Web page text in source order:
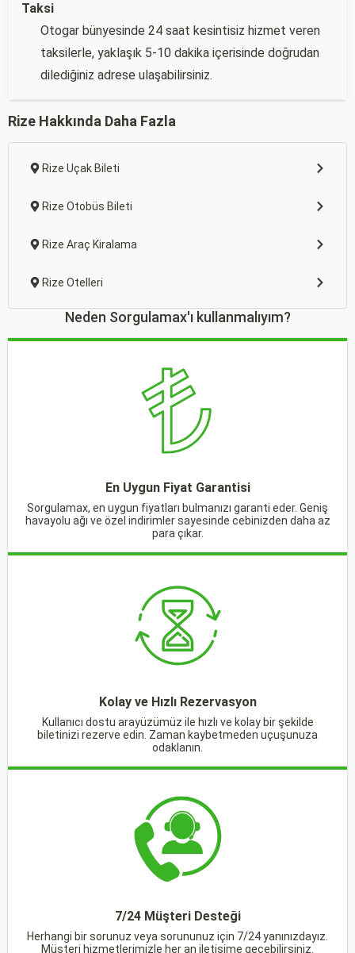
Taksi
Otogar bünyesinde 24 saat kesintisiz hizmet veren
taksilerle, yaklaşık 5-10 dakika içerisinde doğrudan
dilediğiniz adrese ulaşabilirsiniz.
Rize Hakkında Daha Fazla
Rize Uçak Bileti
Rize Otobüs Bileti
Rize Araç Kiralama
Rize Otelleri
Neden Sorgulamax'ı kullanmalıyım?
En Uygun Fiyat Garantisi
Sorgulamax, en uygun fiyatları bulmanızı garanti eder. Geniş
havayolu ağı ve özel indirimler sayesinde cebinizden daha az
para çıkar.
Kolay ve Hızlı Rezervasyon
Kullanıcı dostu arayüzümüz ile hızlı ve kolay bir şekilde
biletinizi rezerve edin. Zaman kaybetmeden uçuşunuza
odaklanın.
7/24 Müşteri Desteği
Herhangi bir sorunuz veya sorununuz için 7/24 yanınızdayız.
Müşteri hizmetlerimizle her an iletişime geçebilirsiniz.